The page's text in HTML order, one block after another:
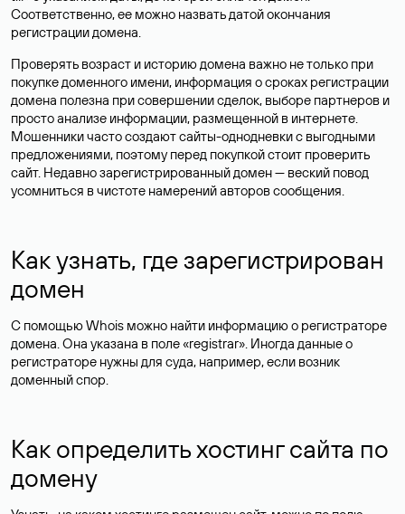
Соответственно, ее можно назвать датой окончания
регистрации домена.
Проверять возраст и историю домена важно не только при
покупке доменного имени, информация о сроках регистрации
домена полезна при совершении сделок, выборе партнеров и
просто анализе информации, размещенной в интернете.
Мошенники часто создают сайты-однодневки с выгодными
предложениями, поэтому перед покупкой стоит проверить
сайт. Недавно зарегистрированный домен — веский повод
усомниться в чистоте намерений авторов сообщения.
Как узнать, где зарегистрирован
домен
С помощью Whois можно найти информацию о регистраторе
домена. Она указана в поле «registrar». Иногда данные о
регистраторе нужны для суда, например, если возник
доменный спор.
Как определить хостинг сайта по
домену